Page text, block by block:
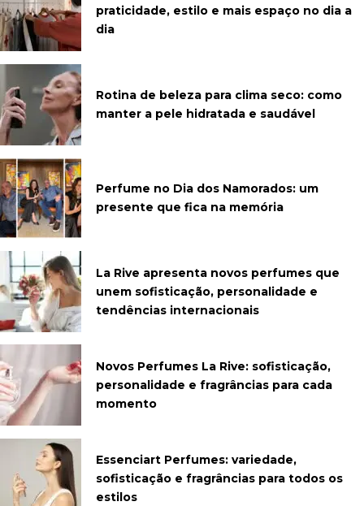
praticidade, estilo e mais espaço no dia a
dia
Rotina de beleza para clima seco: como
manter a pele hidratada e saudável
Perfume no Dia dos Namorados: um
presente que fica na memória
La Rive apresenta novos perfumes que
unem sofisticação, personalidade e
tendências internacionais
Novos Perfumes La Rive: sofisticação,
personalidade e fragrâncias para cada
momento
Essenciart Perfumes: variedade,
sofisticação e fragrâncias para todos os
estilos